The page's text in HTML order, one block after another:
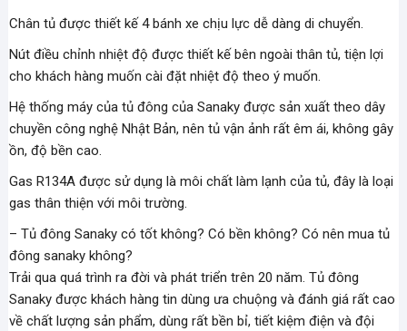
Chân tủ được thiết kế 4 bánh xe chịu lực dễ dàng di chuyển.
Nút điều chỉnh nhiệt độ được thiết kế bên ngoài thân tủ, tiện lợi
cho khách hàng muốn cài đặt nhiệt độ theo ý muốn.
Hệ thống máy của tủ đông của Sanaky được sản xuất theo dây
chuyền công nghệ Nhật Bản, nên tủ vận ảnh rất êm ái, không gây
ồn, độ bền cao.
Gas R134A được sử dụng là môi chất làm lạnh của tủ, đây là loại
gas thân thiện với môi trường.
– Tủ đông Sanaky có tốt không? Có bền không? Có nên mua tủ
đông sanaky không?
Trải qua quá trình ra đời và phát triển trên 20 năm. Tủ đông
Sanaky được khách hàng tin dùng ưa chuộng và đánh giá rất cao
về chất lượng sản phẩm, dùng rất bền bỉ, tiết kiệm điện và đội